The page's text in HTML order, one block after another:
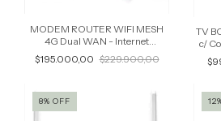
MODEM ROUTER WIFI MESH
4G Dual WAN - Internet
BACKUP y WIFI en zonas sin
acceso a Internet
$195.000,00 $229.900,00
TV
c/
8% OFF 12